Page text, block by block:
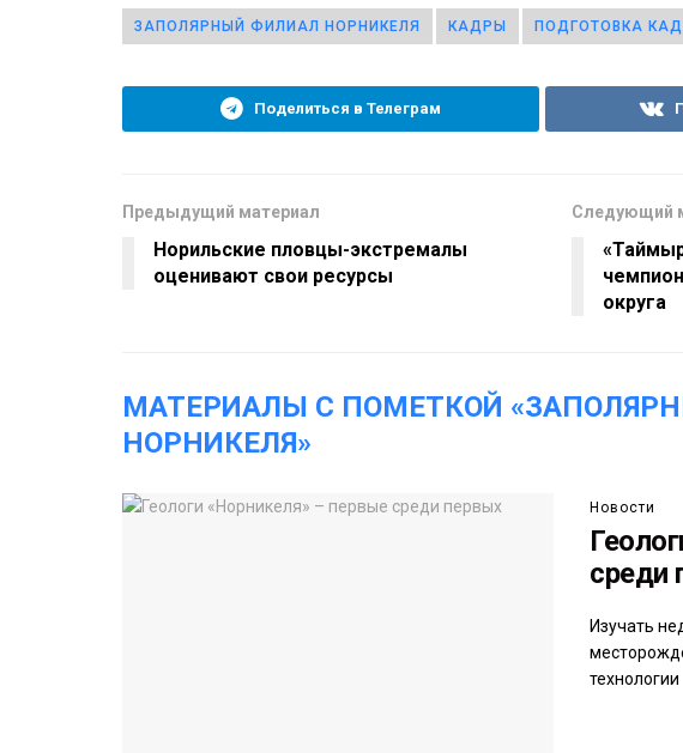
ЗАПОЛЯРНЫЙ ФИЛИАЛ НОРНИКЕЛЯ КАДРЫ ПОДГОТОВКА
Поделиться в Телеграм
Предыдущий материал
Норильские пловцы-экстремалы
оценивают свои ресурсы
Следующий
округа
МАТЕРИАЛЫ С ПОМЕТКОЙ
НОРНИКЕЛЯ»
Новости
среди
Изучать
технологии